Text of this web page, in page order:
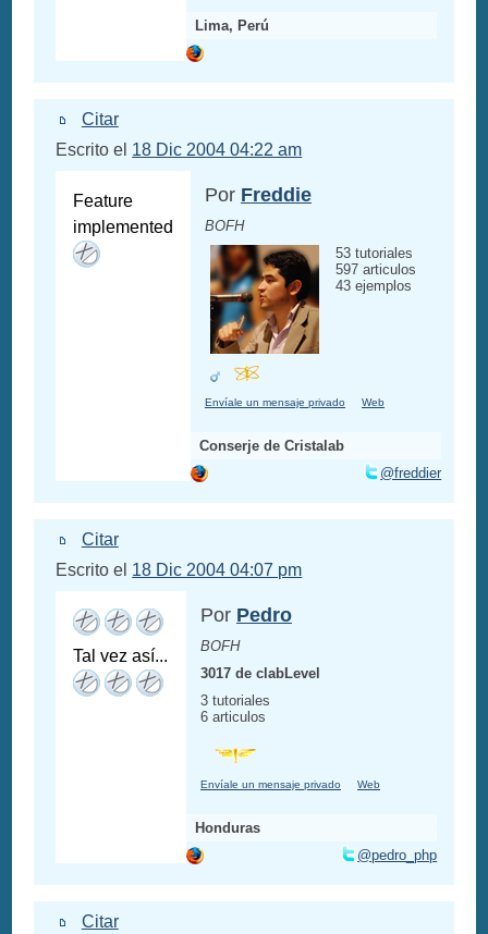
Lima, Perú
Citar
Escrito el 18 Dic 2004 04:22 am
Feature
implemented
Por Freddie
BOFH
53 tutoriales
597 articulos
43 ejemplos
Envíale un mensaje privado Web
Conserje de Cristalab
@freddier
Citar
Escrito el 18 Dic 2004 04:07 pm
Tal vez así...
Por Pedro
BOFH
3017 de clabLevel
3 tutoriales
6 articulos
Envíale un mensaje privado Web
Honduras
@pedro_php
Citar